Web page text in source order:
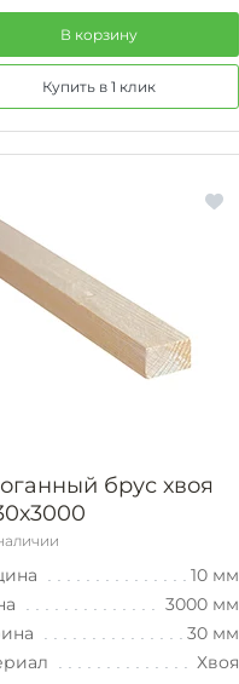
В корзину
Купить в 1 клик
брус хвоя
10 мм
3000 мм
30 мм
Хвоя